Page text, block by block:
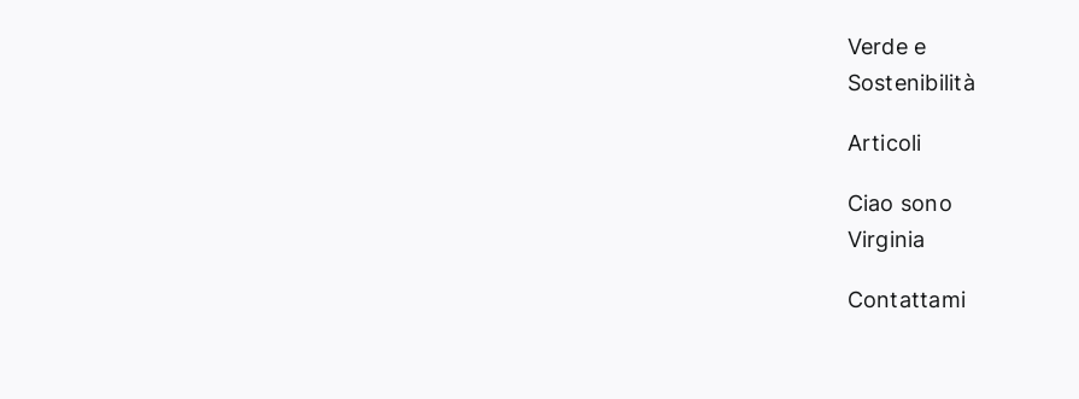
Verde e
Sostenibilità
Articoli
Ciao sono
Virginia
Contattami